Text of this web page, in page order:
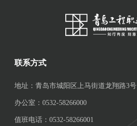
联系方式
地址：青岛市城阳区上马街道龙翔路3号
办公室：0532-58266000
值班电话：0532-58266001